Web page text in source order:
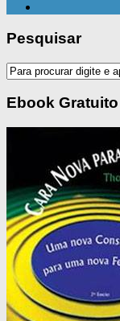
Pesquisar
Ebook Gratuito